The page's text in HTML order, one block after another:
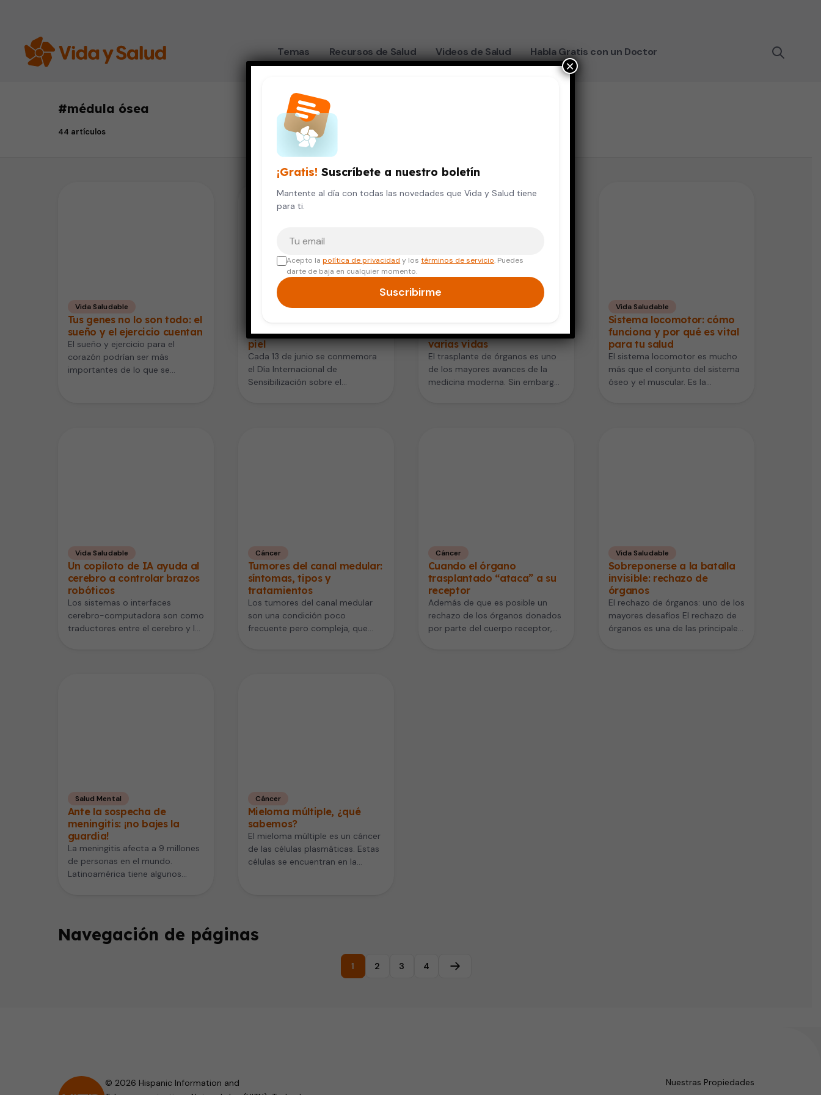
Temas Recursos de Salud Videos de Salud Habla Gratis con un Doctor
#médula ósea
44 artículos
Vida Saludable
Tus genes no lo son todo: el
sueño y el ejercicio cuentan
El sueño y ejercicio para el
corazón podrían ser más
importantes de lo que se
Piel y Cuidado Personal
una cuestión de color de
piel
Cada 13 de junio se conmemora
el Día Internacional de
Sensibilización sobre el
Vida Saludable
viaje que puede salvar
varias vidas
El trasplante de órganos es uno
de los mayores avances de la
medicina moderna. Sin embargo,
Vida Saludable
Sistema locomotor: cómo
funciona y por qué es vital
para tu salud
El sistema locomotor es mucho
más que el conjunto del sistema
óseo y el muscular. Es la
Vida Saludable
Un copiloto de IA ayuda al
cerebro a controlar brazos
robóticos
Los sistemas o interfaces
cerebro-computadora son como
traductores entre el cerebro y las
Cáncer
Tumores del canal medular:
síntomas, tipos y
tratamientos
Los tumores del canal medular
son una condición poco
frecuente pero compleja, que
Cáncer
Cuando el órgano
trasplantado “ataca” a su
receptor
Además de que es posible un
rechazo de los órganos donados
por parte del cuerpo receptor,
Vida Saludable
Sobreponerse a la batalla
invisible: rechazo de
órganos
El rechazo de órganos: uno de los
mayores desafíos El rechazo de
órganos es una de las principales
Salud Mental
Ante la sospecha de
meningitis: ¡no bajes la
guardia!
La meningitis afecta a 9 millones
de personas en el mundo.
Latinoamérica tiene algunos
Cáncer
Mieloma múltiple, ¿qué
sabemos?
El mieloma múltiple es un cáncer
de las células plasmáticas. Estas
células se encuentran en la
Navegación de páginas
1 2 3 4 Página siguiente
© 2026 Hispanic Information and
Nuestras Propiedades
¡Gratis! Suscríbete a nuestro boletín
Mantente al día con todas las novedades que Vida y Salud tiene
para ti.
Acepto lapolítica de privacidad y lostérminos de servicio. Puedes
darte de baja en cualquier momento.
Suscribirme
×